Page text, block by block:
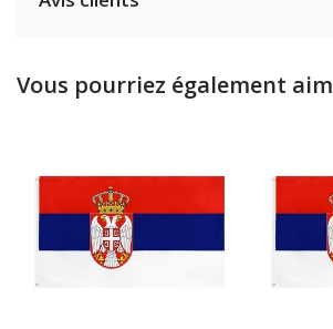
Vous pourriez également